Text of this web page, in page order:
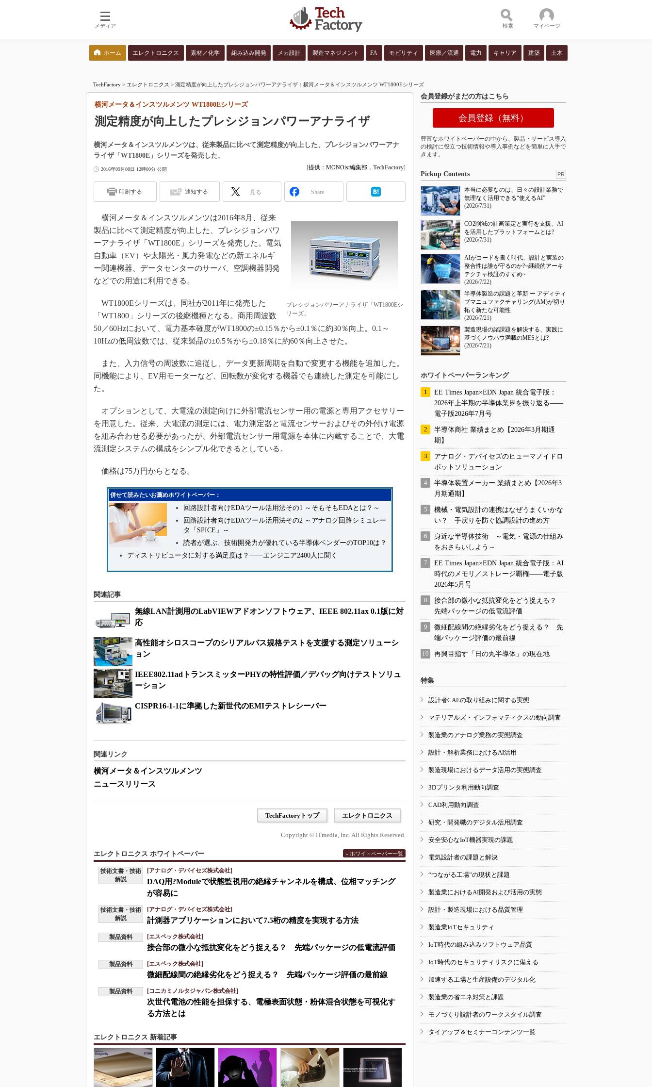
メディア 検索 マイページ
ホーム エレクトロニクス 素材／化学 組み込み開発 メカ設計 製造マネジメント FA モビリティ 医療／流通 電力 キャリア 建築 土木
TechFactory > エレクトロニクス > 測定精度が向上したプレシジョンパワーアナライザ：横河メータ＆インスツルメンツ WT1800Eシリーズ
測定精度が向上したプレシジョンパワーアナライザ
横河メータ＆インスツルメンツ WT1800Eシリーズ
横河メータ＆インスツルメンツは、従来製品に比べて測定精度が向上した、プレシジョンパワーアナ
ライザ「WT1800E」シリーズを発売した。
2016年09月08日 12時00分 公開 [提供：MONOist編集部 ， TechFactory]
印刷する 通知する 見る Share
プレシジョンパワーアナライザ「WT1800Eシ
リーズ」
横河メータ＆インスツルメンツは2016年8月、従来
製品に比べて測定精度が向上した、プレシジョンパワ
ーアナライザ「WT1800E」シリーズを発売した。電気
自動車（EV）や太陽光・風力発電などの新エネルギ
ー関連機器、データセンターのサーバ、空調機器開発
などでの用途に利用できる。
WT1800Eシリーズは、同社が2011年に発売した
「WT1800」シリーズの後継機種となる。商用周波数
50／60Hzにおいて、電力基本確度がWT1800の±0.15％から±0.1％に約30％向上。0.1～
10Hzの低周波数では、従来製品の±0.5％から±0.18％に約60％向上させた。
また、入力信号の周波数に追従し、データ更新周期を自動で変更する機能を追加した。
同機能により、EV用モーターなど、回転数が変化する機器でも連続した測定を可能にし
た。
オプションとして、大電流の測定向けに外部電流センサー用の電源と専用アクセサリー
を用意した。従来、大電流の測定には、電力測定器と電流センサーおよびその外付け電源
を組み合わせる必要があったが、外部電流センサー用電源を本体に内蔵することで、大電
流測定システムの構成をシンプル化できるとしている。
価格は75万円からとなる。
併せて読みたいお薦めホワイトペーパー：
回路設計者向けEDAツール活用法その1 ～そもそもEDAとは？～
回路設計者向けEDAツール活用法その2 ～アナログ回路シミュレー
タ「SPICE」～
読者が選ぶ、技術開発力が優れている半導体ベンダーのTOP10は？
ディストリビュータに対する満足度は？――エンジニア2400人に聞く
関連記事
無線LAN計測用のLabVIEWアドオンソフトウェア、IEEE 802.11ax 0.1版に対
応
高性能オシロスコープのシリアルバス規格テストを支援する測定ソリューシ
ョン
IEEE802.11adトランスミッターPHYの特性評価／デバッグ向けテストソリュ
ーション
CISPR16-1-1に準拠した新世代のEMIテストレシーバー
関連リンク
横河メータ＆インスツルメンツ
ニュースリリース
TechFactoryトップ エレクトロニクス
Copyright © ITmedia, Inc. All Rights Reserved.
エレクトロニクス ホワイトペーパー » ホワイトペーパー一覧
技術文書・技術
解説
[アナログ・デバイセズ株式会社]
DAQ用?Moduleで状態監視用の絶縁チャンネルを構成、位相マッチング
が容易に
技術文書・技術
解説
[アナログ・デバイセズ株式会社]
計測器アプリケーションにおいて7.5桁の精度を実現する方法
製品資料 [エスペック株式会社]
接合部の微小な抵抗変化をどう捉える？ 先端パッケージの低電流評価
製品資料 [エスペック株式会社]
微細配線間の絶縁劣化をどう捉える？ 先端パッケージ評価の最前線
製品資料 [コニカミノルタジャパン株式会社]
次世代電池の性能を担保する、電極表面状態・粉体混合状態を可視化す
る方法とは
エレクトロニクス 新着記事
会員登録がまだの方はこちら
会員登録（無料）
豊富なホワイトペーパーの中から、製品・サービス導入
の検討に役立つ技術情報や導入事例などを簡単に入手で
きます。
Pickup Contents PR
本当に必要なのは、日々の設計業務で
無理なく活用できる“使えるAI”
(2026/7/31)
CO2削減の計画策定と実行を支援、AI
を活用したプラットフォームとは?
(2026/7/31)
AIがコードを書く時代、設計と実装の
整合性は誰が守るのか?~継続的アーキ
テクチャ検証のすすめ~
(2026/7/22)
半導体製造の課題と革新 ー アディティ
ブマニュファクチャリング(AM)が切り
拓く新たな可能性
(2026/7/21)
製造現場の諸課題を解決する、実践に
基づくノウハウ満載のMESとは?
(2026/7/21)
ホワイトペーパーランキング
EE Times Japan×EDN Japan 統合電子版：
2026年上半期の半導体業界を振り返る――
電子版2026年7月号
半導体商社 業績まとめ【2026年3月期通
期】
アナログ・デバイセズのヒューマノイドロ
ボットソリューション
半導体装置メーカー 業績まとめ【2026年3
月期通期】
機械・電気設計の連携はなぜうまくいかな
い？ 手戻りを防ぐ協調設計の進め方
身近な半導体技術 ～電気・電源の仕組み
をおさらいしよう～
EE Times Japan×EDN Japan 統合電子版：AI
時代のメモリ／ストレージ覇権――電子版
2026年5月号
接合部の微小な抵抗変化をどう捉える？
先端パッケージの低電流評価
微細配線間の絶縁劣化をどう捉える？ 先
端パッケージ評価の最前線
再興目指す「日の丸半導体」の現在地
特集
設計者CAEの取り組みに関する実態
マテリアルズ・インフォマティクスの動向調査
製造業のアナログ業務の実態調査
設計・解析業務におけるAI活用
製造現場におけるデータ活用の実態調査
3Dプリンタ利用動向調査
CAD利用動向調査
研究・開発職のデジタル活用調査
安全安心なIoT機器実現の課題
電気設計者の課題と解決
“つながる工場”の現状と課題
製造業におけるAI開発および活用の実態
設計・製造現場における品質管理
製造業IoTセキュリティ
IoT時代の組み込みソフトウェア品質
IoT時代のセキュリティリスクに備える
加速する工場と生産設備のデジタル化
製造業の省エネ対策と課題
モノづくり設計者のワークスタイル調査
タイアップ＆セミナーコンテンツ一覧